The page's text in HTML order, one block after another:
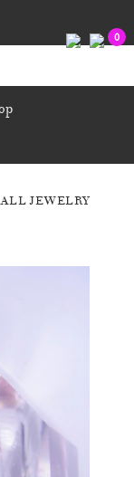
0
ALL JEWELRY